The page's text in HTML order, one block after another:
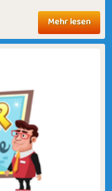
Mehr lesen